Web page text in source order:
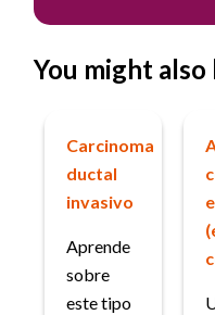
You might
Carcinoma
ductal
invasivo
Aprende
sobre
este tipo